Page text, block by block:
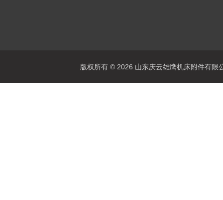
版权所有 © 2026 山东庆云雄鹰机床附件有